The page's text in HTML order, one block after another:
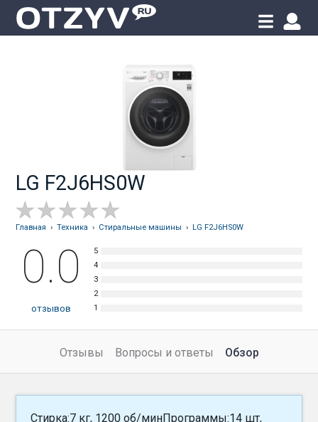
LG F2J6HS0W
Главная ›Техника › Стиральные машины ›LG F2J6HS0W
0.0
отзывов
Отзывы Вопросы и ответы Обзор
Стирка:7 кг, 1200 об/минПрограммы:14 шт,